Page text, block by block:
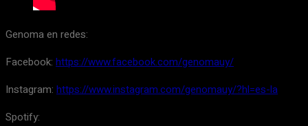
Genoma en redes:
Facebook: https://www.facebook.com/genomauy/
Instagram: https://www.instagram.com/genomauy/?hl=es-la
Spotify: